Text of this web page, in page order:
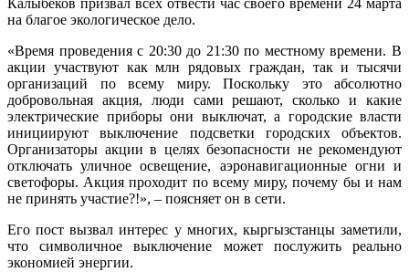
на благое экологическое дело.
«Время проведения с 20:30 до 21:30 по местному времени. В
акции участвуют как млн рядовых граждан, так и тысячи
организаций по всему миру. Поскольку это абсолютно
добровольная акция, люди сами решают, сколько и какие
электрические приборы они выключат, а городские власти
инициируют выключение подсветки городских объектов.
Организаторы акции в целях безопасности не рекомендуют
отключать уличное освещение, аэронавигационные огни и
светофоры. Акция проходит по всему миру, почему бы и нам
не принять участие?!», – поясняет он в сети.
Его пост вызвал интерес у многих, кыргызстанцы заметили,
что символичное выключение может послужить реально
экономией энергии.